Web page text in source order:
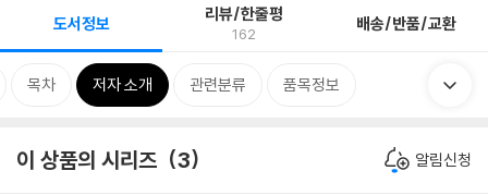
도서정보 리뷰/한줄평
162 배송/반품/교환
목차 저자 소개 관련분류 품목정보
이 상품의 시리즈 3 알림신청